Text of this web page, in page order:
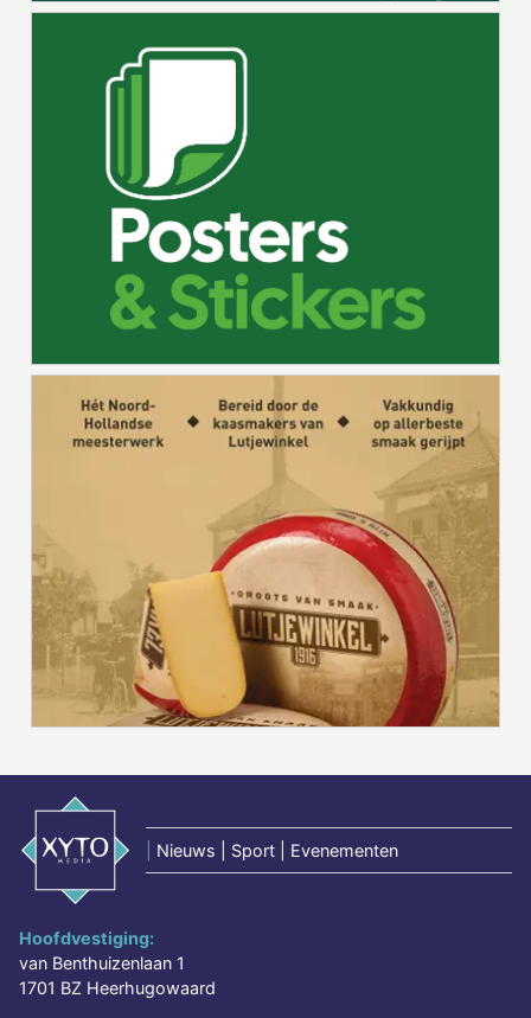
Nieuws | Sport | Evenementen
Hoofdvestiging:
van Benthuizenlaan 1
1701 BZ Heerhugowaard